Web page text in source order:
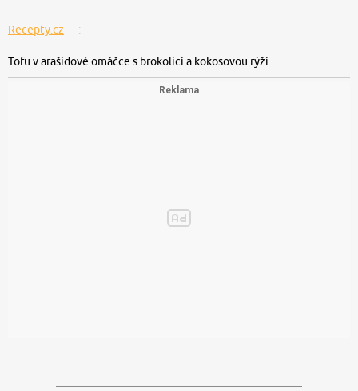
Recepty.cz
Tofu v arašídové omáčce s brokolicí a kokosovou rýží